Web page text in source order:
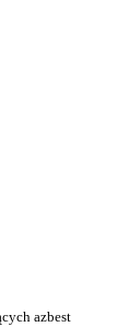
azbest